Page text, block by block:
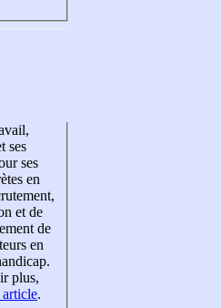
ses
ses
en
et de
de
en
plus,
article.